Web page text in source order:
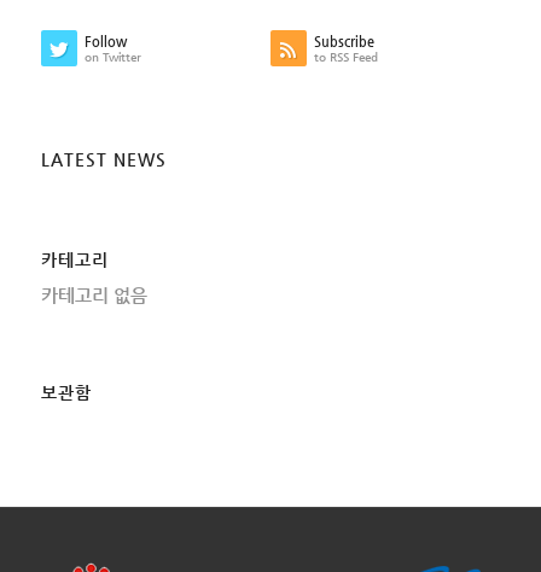
Follow
on Twitter
Subscribe
to RSS Feed
LATEST NEWS
카테고리
카테고리 없음
보관함